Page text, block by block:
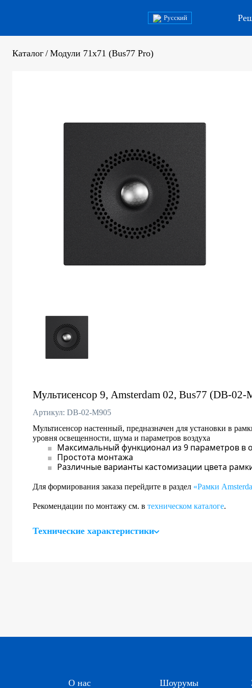
Русский
Каталог / Модули 71х71 (Bus77 Pro)
Мультисенсор 9, Amsterdam 02, Bus77 (DB-
Артикул: DB-02-M905
Мультисенсор настенный, предназначен для установки в
уровня освещенности, шума и параметров воздуха
Максимальный функционал из 9 параметров в
Простота монтажа
Различные варианты кастомизации цвета
Для формирования заказа перейдите в раздел «Рамки
Рекомендации по монтажу см. в техническом каталоге.
Технические характеристики
О нас Шоурумы